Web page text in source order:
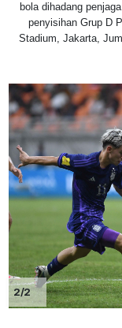
bola dihadang
penyisihan Grup D
Stadium, Jakarta,
2/2